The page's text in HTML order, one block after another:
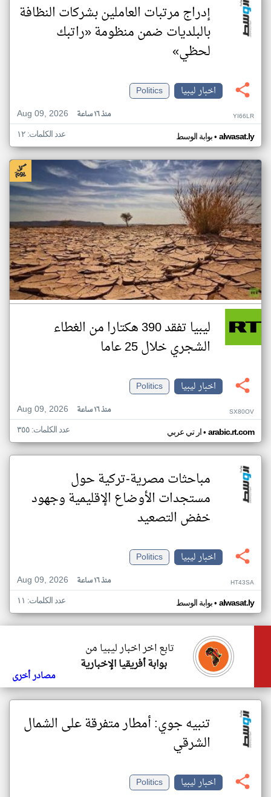
إدراج مرتبات العاملين بشركات النظافة
بالبلديات ضمن منظومة «راتبك
لحظي»
اخبار ليبيا
Politics
Aug 09, 2026
منذ ١٦ ساعة YI66LR
بوابة الوسط• alwasat.ly عدد الكلمات: ١٢
ليبيا تفقد 390 هكتارا من الغطاء
الشجري خلال 25 عاما
اخبار ليبيا
Politics
Aug 09, 2026
منذ ١٦ ساعة SX80OV
ار تي عربي• arabic.rt.com عدد الكلمات: ٣٥٥
مباحثات مصرية-تركية حول
مستجدات الأوضاع الإقليمية وجهود
خفض التصعيد
اخبار ليبيا
Politics
Aug 09, 2026
منذ ١٦ ساعة HT43SA
بوابة الوسط• alwasat.ly عدد الكلمات: ١١
تابع اخر اخبار ليبيا من
بوابة أفريقيا الإخبارية
مصادر أخرى
تنبيه جوي: أمطار متفرقة على الشمال
الشرقي
اخبار ليبيا
Politics